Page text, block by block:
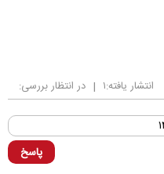
در انتظار بررسی: | انتشار یافته:۱
پاسخ